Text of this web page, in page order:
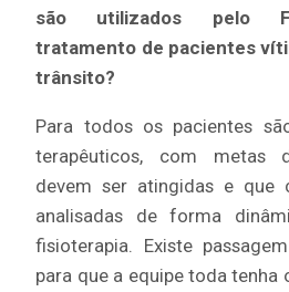
são utilizados pelo
tratamento de pacientes
trânsito?
Para todos os pacientes
terapêuticos, com metas
devem ser atingidas e que
analisadas de forma
fisioterapia. Existe
para que a equipe toda tenha